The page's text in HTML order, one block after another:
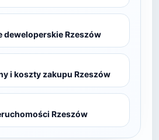
deweloperskie Rzeszów
i koszty zakupu Rzeszów
Rzeszów